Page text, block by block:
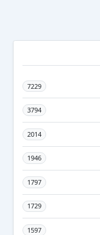
7229
3794
2014
1946
1797
1729
1597